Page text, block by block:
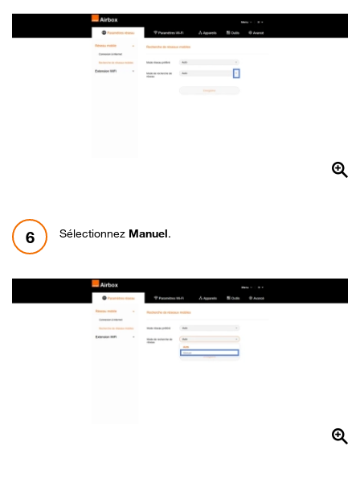
6 Sélectionnez Manuel.